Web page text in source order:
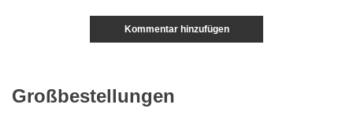
Kommentar hinzufügen
Großbestellungen